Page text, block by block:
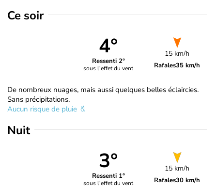
Ce soir
4°
Ressenti 2°
sous l'effet du vent
15 km/h
Rafales35 km/h
De nombreux nuages, mais aussi quelques belles éclaircies.
Sans précipitations.
Aucun risque de pluie
Nuit
3°
Ressenti 1°
sous l'effet du vent
15 km/h
Rafales30 km/h